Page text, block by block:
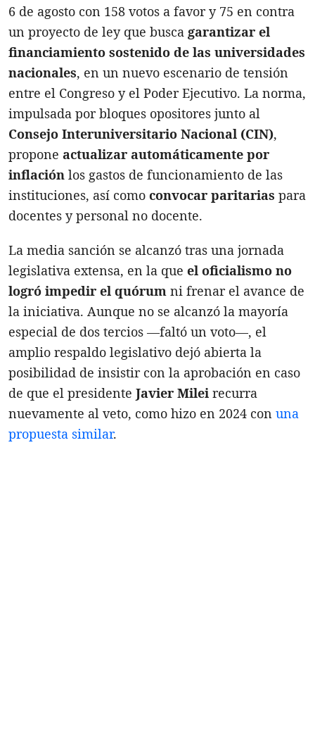
6 de agosto con 158 votos a favor y 75 en contra
un proyecto de ley que busca garantizar el
financiamiento sostenido de las universidades
nacionales, en un nuevo escenario de tensión
entre el Congreso y el Poder Ejecutivo. La norma,
impulsada por bloques opositores junto al
Consejo Interuniversitario Nacional (CIN),
propone actualizar automáticamente por
inflación los gastos de funcionamiento de las
instituciones, así como convocar paritarias para
docentes y personal no docente.
La media sanción se alcanzó tras una jornada
legislativa extensa, en la que el oficialismo no
logró impedir el quórum ni frenar el avance de
la iniciativa. Aunque no se alcanzó la mayoría
especial de dos tercios —faltó un voto—, el
amplio respaldo legislativo dejó abierta la
posibilidad de insistir con la aprobación en caso
de que el presidente Javier Milei recurra
nuevamente al veto, como hizo en 2024 con una
propuesta similar.